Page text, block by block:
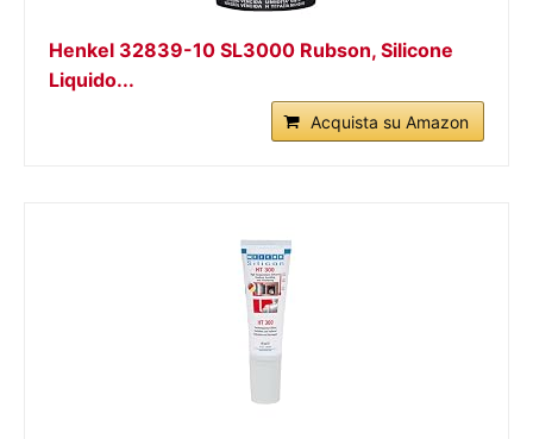
Henkel 32839-10 SL3000 Rubson, Silicone
Liquido...
Acquista su Amazon